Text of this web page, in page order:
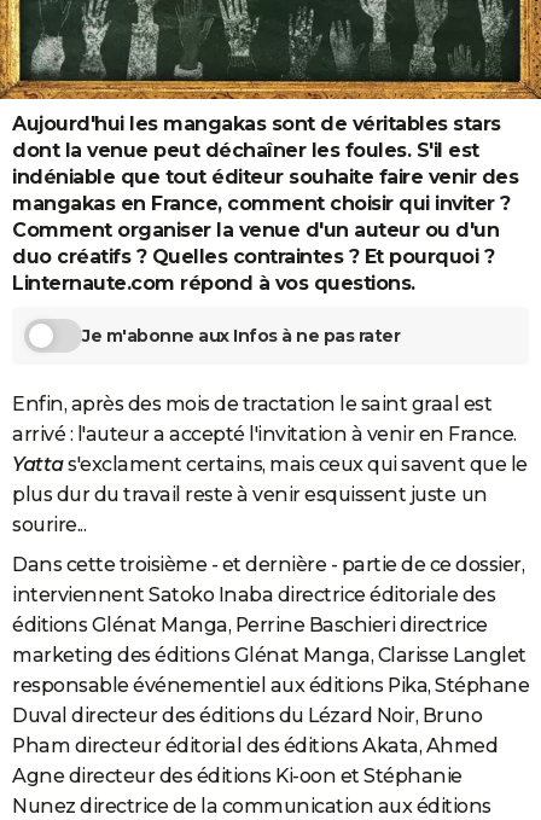
Destinations
City break
Voyage nature
Voyage de noces
Forum
Climat
+ PHOTO
GUIDES D'ACHAT
BONS PLANS
CARTE DE VOEUX
Carte de Noël
Carte Bonne année
Carte Saint-Valentin
Carte Pâques
Carte d'anniversaire
DICTIONNAIRE
Dictionnaire
Biographies
Citations
Expressions
Proverbes
PROGRAMME TV
COPAINS D'AVANT
FORUM
Bricolage
Lifestyle
Culture
Sport
Auto
Television
Voyage
Cinema
Aujourd'hui les mangakas sont de véritables stars
dont la venue peut déchaîner les foules. S'il est
indéniable que tout éditeur souhaite faire venir des
mangakas en France, comment choisir qui inviter ?
Comment organiser la venue d'un auteur ou d'un
duo créatifs ? Quelles contraintes ? Et pourquoi ?
Linternaute.com répond à vos questions.
Je m'abonne aux Infos à ne pas rater
Enfin, après des mois de tractation le saint graal est
arrivé : l'auteur a accepté l'invitation à venir en France.
Yattas'exclament certains, mais ceux qui savent que le
plus dur du travail reste à venir esquissent juste un
sourire...
Dans cette troisième - et dernière - partie de ce dossier,
interviennent Satoko Inaba directrice éditoriale des
éditions Glénat Manga, Perrine Baschieri directrice
marketing des éditions Glénat Manga, Clarisse Langlet
responsable événementiel aux éditions Pika, Stéphane
Duval directeur des éditions du Lézard Noir, Bruno
Pham directeur éditorial des éditions Akata, Ahmed
Agne directeur des éditions Ki-oon et Stéphanie
Nunez directrice de la communication aux éditions